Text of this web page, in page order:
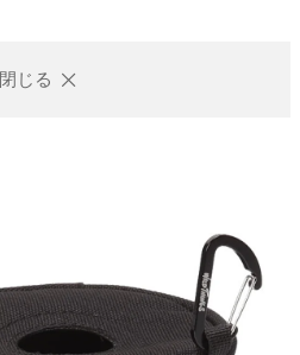
閉じる